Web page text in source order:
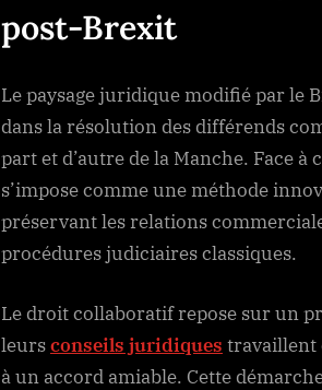
post-Brexit
Le paysage juridique modifié par le
dans la résolution des différends
part et d’autre de la Manche. Face
s’impose comme une méthode
préservant les relations
procédures judiciaires classiques.
Le droit collaboratif repose sur un
leursconseils juridiques travaillent
à un accord amiable. Cette